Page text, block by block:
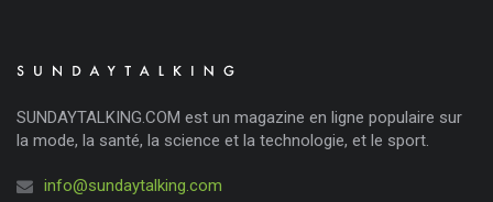
SUNDAYTALKING.COM est un magazine en ligne populaire sur
la mode, la santé, la science et la technologie, et le sport.
info@sundaytalking.com